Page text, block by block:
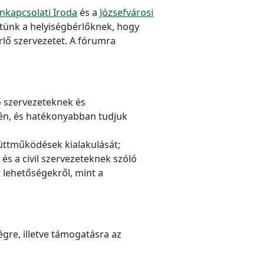
Iroda és a Józsefvárosi
a helyiségbérlőknek, hogy
szervezetet. A fórumra
és
és hatékonyabban tudjuk
kialakulását;
és a civil szervezeteknek szóló
mint a
illetve támogatásra az